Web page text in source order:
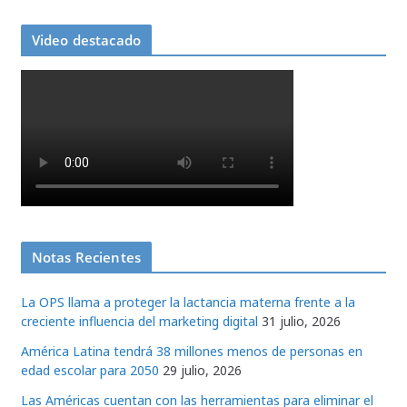
Video destacado
Notas Recientes
La OPS llama a proteger la lactancia materna frente a la
creciente influencia del marketing digital 31 julio, 2026
América Latina tendrá 38 millones menos de personas en
edad escolar para 2050 29 julio, 2026
Las Américas cuentan con las herramientas para eliminar el